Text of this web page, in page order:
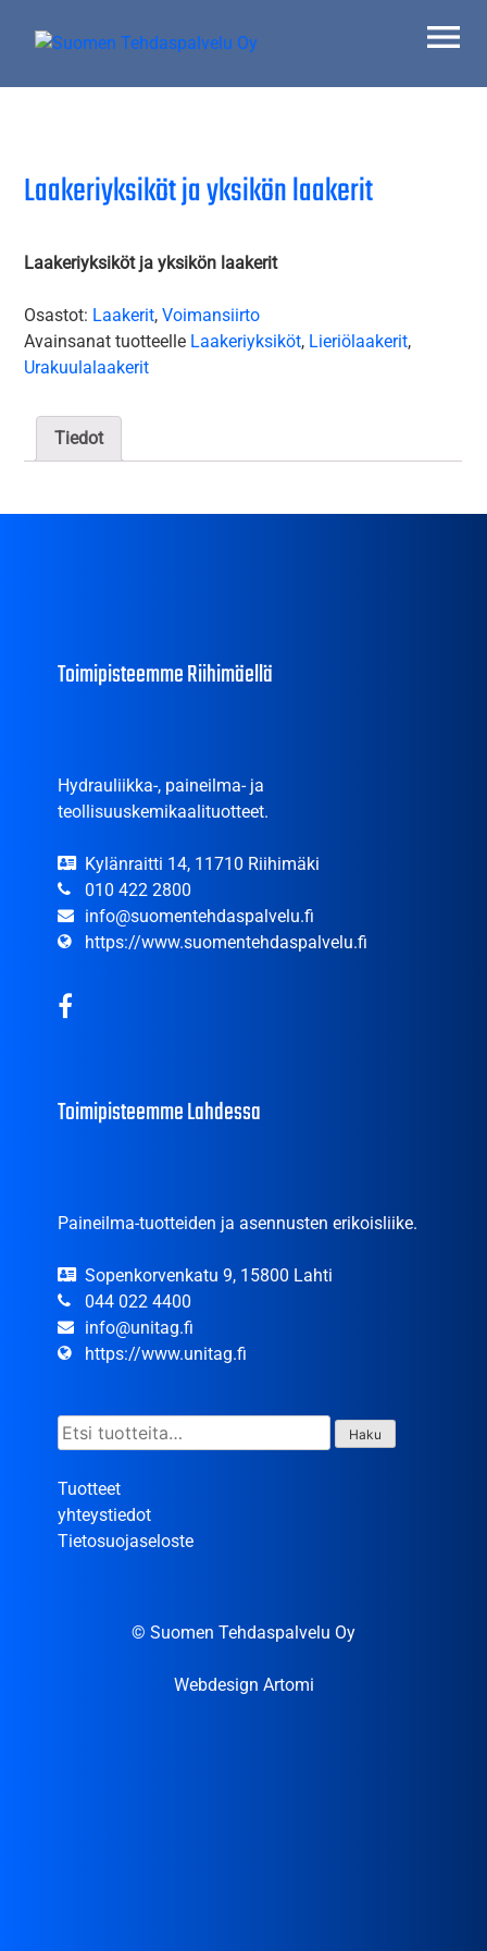
Laakeriyksiköt ja yksikön laakerit
Laakeriyksiköt ja yksikön laakerit
Osastot: Laakerit,Voimansiirto
Avainsanat tuotteelle Laakeriyksiköt, Lieriölaakerit,
Urakuulalaakerit
Tiedot
Toimipisteemme Riihimäellä
Hydrauliikka-, paineilma- ja
teollisuuskemikaalituotteet.
Kylänraitti 14, 11710 Riihimäki
010 422 2800
info@suomentehdaspalvelu.fi
https://www.suomentehdaspalvelu.fi
Toimipisteemme Lahdessa
Paineilma-tuotteiden ja asennusten erikoisliike.
Sopenkorvenkatu 9, 15800 Lahti
044 022 4400
info@unitag.fi
https://www.unitag.fi
Etsi: Haku
Tuotteet
yhteystiedot
Tietosuojaseloste
© Suomen Tehdaspalvelu Oy
Webdesign Artomi